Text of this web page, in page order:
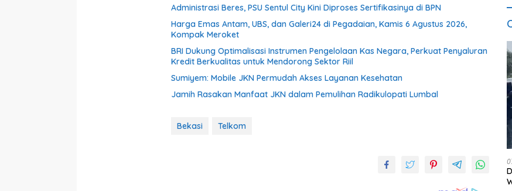
Administrasi Beres, PSU Sentul City Kini Diproses Sertifikasinya di BPN
Harga Emas Antam, UBS, dan Galeri24 di Pegadaian, Kamis 6 Agustus 2026,
Kompak Meroket
BRI Dukung Optimalisasi Instrumen Pengelolaan Kas Negara, Perkuat Penyaluran
Kredit Berkualitas untuk Mendorong Sektor Riil
Sumiyem: Mobile JKN Permudah Akses Layanan Kesehatan
Jamih Rasakan Manfaat JKN dalam Pemulihan Radikulopati Lumbal
Bekasi Telkom